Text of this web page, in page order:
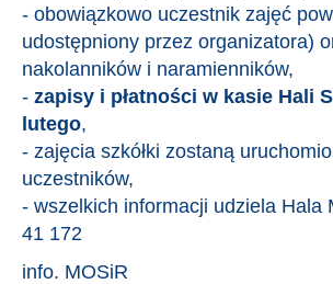
- obowiązkowo uczestnik zajęć
udostępniony przez organizatora)
nakolanników i naramienników,
- zapisy i płatności w kasie Hali
lutego,
- zajęcia szkółki zostaną
uczestników,
- wszelkich informacji udziela Hala
41 172
info. MOSiR